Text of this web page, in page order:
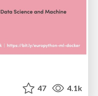
47 4.1k